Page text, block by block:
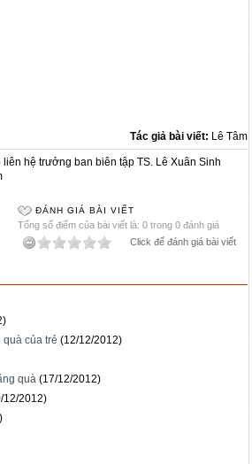
Tác giả bài viết: Lê Tâm
hệ trưởng ban biên tập TS. Lê Xuân Sinh
ĐÁNH GIÁ BÀI VIẾT
Tổng số điểm của bài viết là: 0 trong 0 đánh giá
Click để đánh giá bài viết
của trẻ (12/12/2012)
quà (17/12/2012)
12/2012)